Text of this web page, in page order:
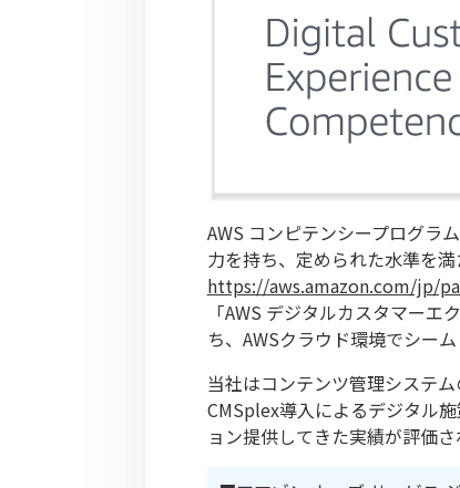
AWS コンピテンシープログラ
力を持ち、定められた水準を
https://aws.amazon.com/jp/
「AWS デジタルカスタマー
ち、AWSクラウド環境でシー
当社はコンテンツ管理システ
CMSplex導入によるデジタル
ョン提供してきた実績が評価